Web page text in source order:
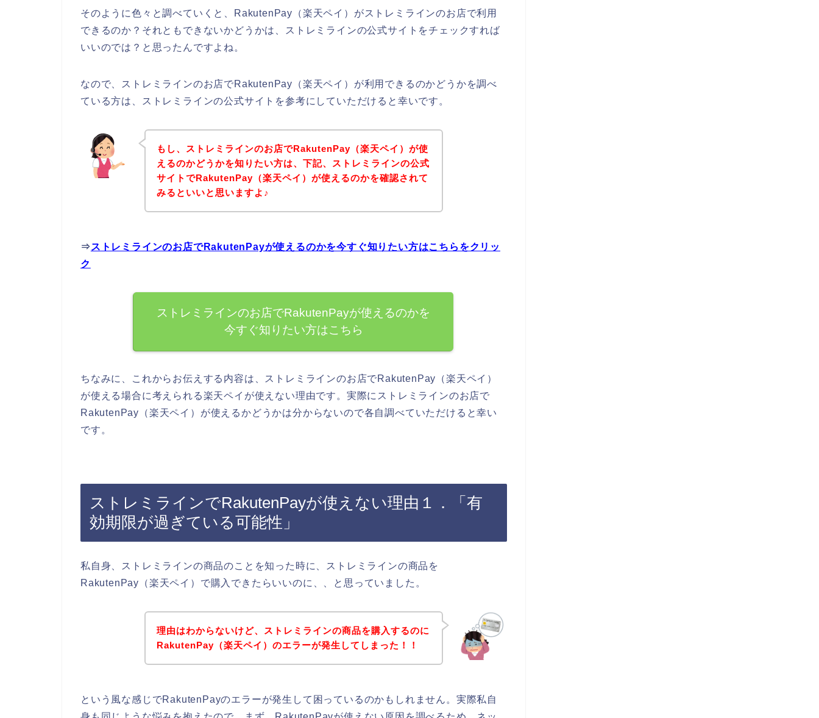
そのように色々と調べていくと、RakutenPay（楽天ペイ）がストレミラインのお店で利用
できるのか？それともできないかどうかは、ストレミラインの公式サイトをチェックすれば
いいのでは？と思ったんですよね。
なので、ストレミラインのお店でRakutenPay（楽天ペイ）が利用できるのかどうかを調べ
ている方は、ストレミラインの公式サイトを参考にしていただけると幸いです。
もし、ストレミラインのお店でRakutenPay（楽天ペイ）が使
えるのかどうかを知りたい方は、下記、ストレミラインの公式
サイトでRakutenPay（楽天ペイ）が使えるのかを確認されて
みるといいと思いますよ♪
⇒ ストレミラインのお店でRakutenPayが使えるのかを今すぐ知りたい方はこちらをクリッ
ク
ストレミラインのお店でRakutenPayが使えるのかを
今すぐ知りたい方はこちら
ちなみに、これからお伝えする内容は、ストレミラインのお店でRakutenPay（楽天ペイ）
が使える場合に考えられる楽天ペイが使えない理由です。実際にストレミラインのお店で
RakutenPay（楽天ペイ）が使えるかどうかは分からないので各自調べていただけると幸い
です。
ストレミラインでRakutenPayが使えない理由１．「有
効期限が過ぎている可能性」
私自身、ストレミラインの商品のことを知った時に、ストレミラインの商品を
RakutenPay（楽天ペイ）で購入できたらいいのに、、と思っていました。
理由はわからないけど、ストレミラインの商品を購入するのに
RakutenPay（楽天ペイ）のエラーが発生してしまった！！
という風な感じでRakutenPayのエラーが発生して困っているのかもしれません。実際私自